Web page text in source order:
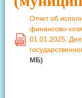
PDF
Отчет об
финансово-
01.01.2025.
MБ)